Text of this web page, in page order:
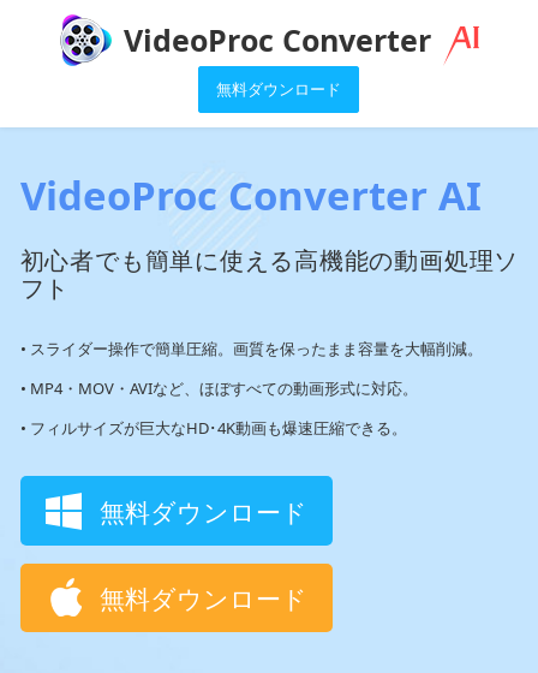
VideoProc Converter
無料ダウンロード
VideoProc Converter AI
初心者でも簡単に使える高機能の動画処理ソ
フト
• スライダー操作で簡単圧縮。画質を保ったまま容量を大幅削減。
• MP4・MOV・AVIなど、ほぼすべての動画形式に対応。
• フィルサイズが巨大なHD･4K動画も爆速圧縮できる。
無料ダウンロード
無料ダウンロード